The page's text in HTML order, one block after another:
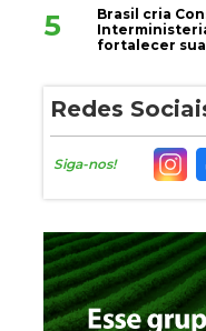
5
Brasil cria
fortalecer
Redes
Siga-nos!